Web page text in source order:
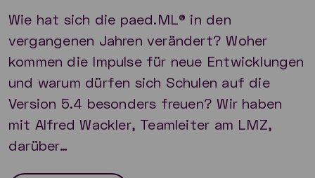
Wie hat sich die paed.ML® in den
vergangenen Jahren verändert? Woher
kommen die Impulse für neue Entwicklungen
und warum dürfen sich Schulen auf die
Version 5.4 besonders freuen? Wir haben
mit Alfred Wackler, Teamleiter am LMZ,
darüber…